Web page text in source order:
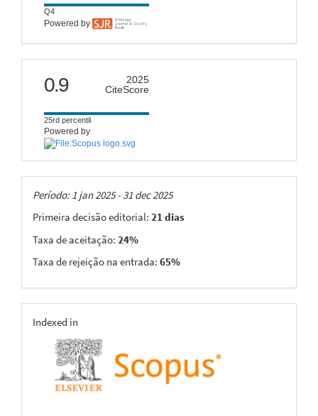
Q4
Powered by
citescore
0.9
2025
CiteScore
25rd percentil
Powered by
Taxas
Período: 1 jan 2025 - 31 dec 2025
Primeira decisão editorial: 21 dias
Taxa de aceitação: 24%
Taxa de rejeição na entrada: 65%
indexing
Indexed in